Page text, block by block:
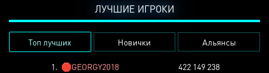
ЛУЧШИЕ ИГРОКИ
Топ лучших Новички Альянсы
1. 🛑GEORGY2018
422 149 238